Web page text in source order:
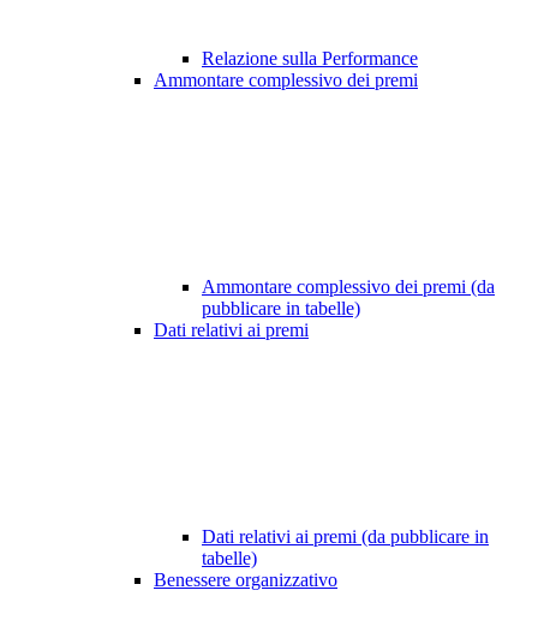
Relazione sulla Performance
Ammontare complessivo dei premi
Ammontare complessivo dei premi (da
pubblicare in tabelle)
Dati relativi ai premi
Dati relativi ai premi (da pubblicare in
tabelle)
Benessere organizzativo